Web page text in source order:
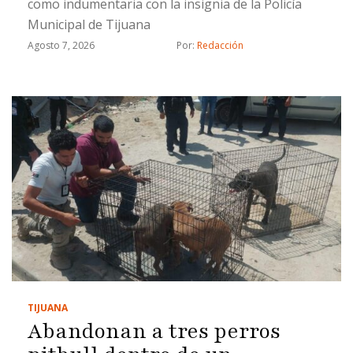
como indumentaria con la insignia de la Policía
Municipal de Tijuana
Agosto 7, 2026 Por: Redacción
TIJUANA
Abandonan a tres perros